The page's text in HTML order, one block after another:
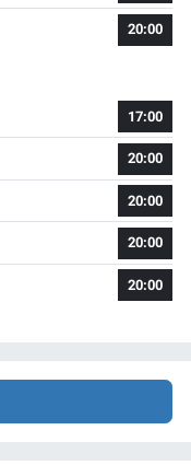
20:00
17:00
20:00
20:00
20:00
20:00